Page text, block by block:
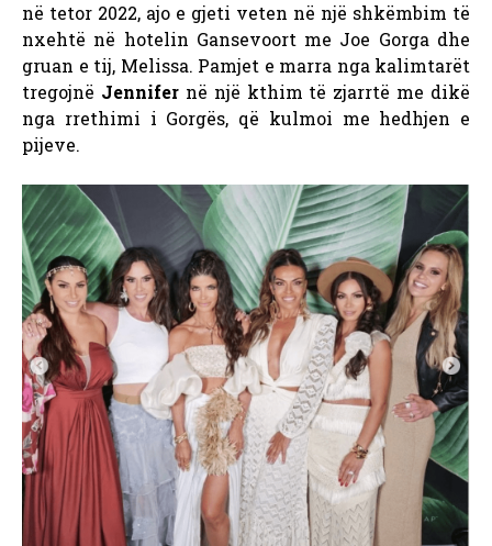
në tetor 2022, ajo e gjeti veten në një shkëmbim të
nxehtë në hotelin Gansevoort me Joe Gorga dhe
gruan e tij, Melissa. Pamjet e marra nga kalimtarët
tregojnë Jennifernë një kthim të zjarrtë me dikë
nga rrethimi i Gorgës, që kulmoi me hedhjen e
pijeve.